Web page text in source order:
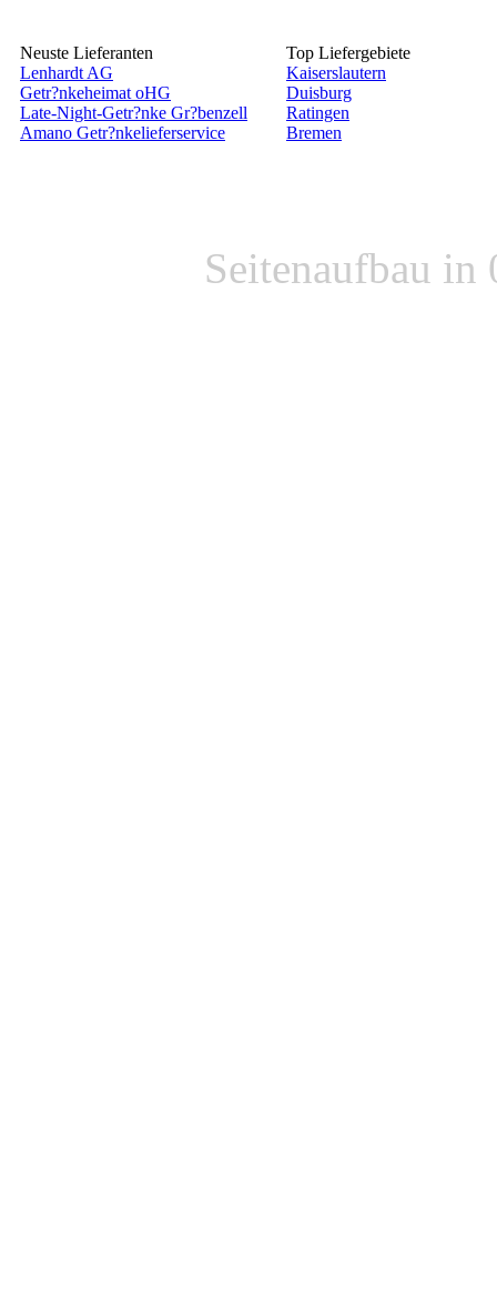
Neuste Lieferanten
Lenhardt AG
Getr?nkeheimat oHG
Late-Night-Getr?nke Gr?benzell
Amano Getr?nkelieferservice
Top Liefergebiete
Kaiserslautern
Duisburg
Ratingen
Bremen
Seitenaufbau in